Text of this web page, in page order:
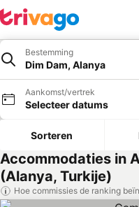
Bestemming
Dim Dam, Alanya
Aankomst/vertrek
Selecteer datums
Sorteren
Accommodaties in
(Alanya, Turkije)
Hoe commissies de ranking